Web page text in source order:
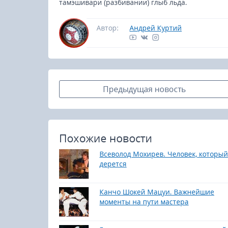
тамэшивари (разбивании) глыб льда.
Автор: Андрей Куртий
Предыдущая новость
Похожие новости
Всеволод Мохирев. Человек, который
дерется
Канчо Шокей Мацуи. Важнейшие
моменты на пути мастера
23-25.10.2026
Spanish Autumn Camp 2026